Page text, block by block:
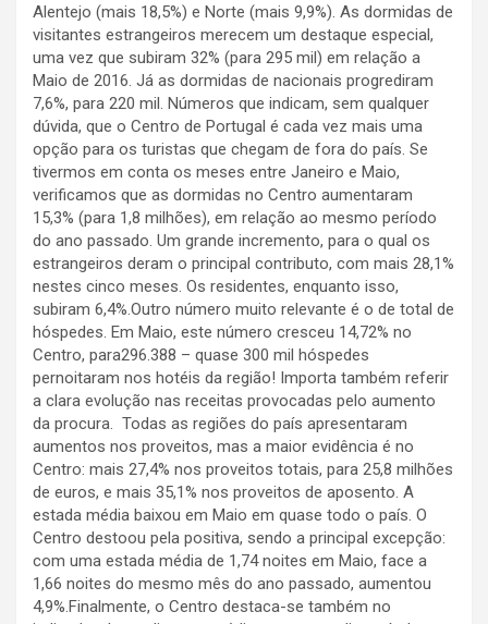
Alentejo (mais 18,5%) e Norte (mais 9,9%). As dormidas de
visitantes estrangeiros merecem um destaque especial,
uma vez que subiram 32% (para 295 mil) em relação a
Maio de 2016. Já as dormidas de nacionais progrediram
7,6%, para 220 mil. Números que indicam, sem qualquer
dúvida, que o Centro de Portugal é cada vez mais uma
opção para os turistas que chegam de fora do país. Se
tivermos em conta os meses entre Janeiro e Maio,
verificamos que as dormidas no Centro aumentaram
15,3% (para 1,8 milhões), em relação ao mesmo período
do ano passado. Um grande incremento, para o qual os
estrangeiros deram o principal contributo, com mais 28,1%
nestes cinco meses. Os residentes, enquanto isso,
subiram 6,4%.Outro número muito relevante é o de total de
hóspedes. Em Maio, este número cresceu 14,72% no
Centro, para296.388 – quase 300 mil hóspedes
pernoitaram nos hotéis da região! Importa também referir
a clara evolução nas receitas provocadas pelo aumento
da procura. Todas as regiões do país apresentaram
aumentos nos proveitos, mas a maior evidência é no
Centro: mais 27,4% nos proveitos totais, para 25,8 milhões
de euros, e mais 35,1% nos proveitos de aposento. A
estada média baixou em Maio em quase todo o país. O
Centro destoou pela positiva, sendo a principal excepção:
com uma estada média de 1,74 noites em Maio, face a
1,66 noites do mesmo mês do ano passado, aumentou
4,9%.Finalmente, o Centro destaca-se também no